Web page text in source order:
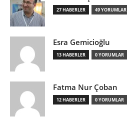
27 HABERLER 49 YORUMLAR
Esra Gemicioğlu
13 HABERLER 0 YORUMLAR
Fatma Nur Çoban
12 HABERLER 0 YORUMLAR